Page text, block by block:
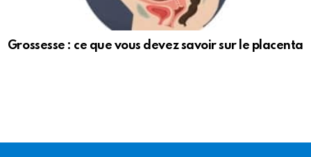
Grossesse : ce que vous devez savoir sur le placenta